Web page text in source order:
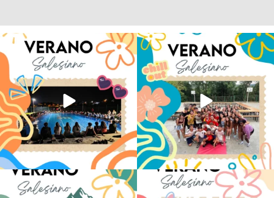
Volvemos con el corazón bien llenito de
ADOS ...
33
Los alumnos de 6º de Primaria, 1º y 2º
de la ESO...
146 2
La diversión y la alegría también se han
sentido...
No hay verano sin que sea Salesiano ❤️
💫 en Luz 4
...